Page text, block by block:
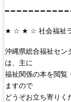
━ ━ ━ ━ ━ ━ ━ ━ ━ ━ ━
★ ☆ ★ ☆ 社会福祉
沖縄県総合福祉セン
は、主に
福祉関係の本を閲覧
ますので
どうぞお立ち寄り